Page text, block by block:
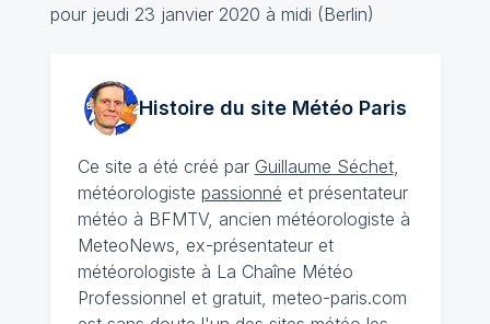
pour jeudi 23 janvier 2020 à midi (Berlin)
Histoire du site MétéoParis
Ce site a été créé par Guillaume Séchet,
météorologiste passionné et présentateur
météo à BFMTV, ancien météorologiste à
MeteoNews, ex-présentateur et
météorologiste à La Chaîne Météo
Professionnel et gratuit, meteo-paris.com